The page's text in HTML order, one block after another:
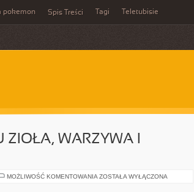
pokemon Spis Treści Tagi Teletubisie
ZIOŁA, WARZYWA I
MOŻLIWOŚĆ KOMENTOWANIA PRZEPISY
ZOSTAŁA WYŁĄCZONA